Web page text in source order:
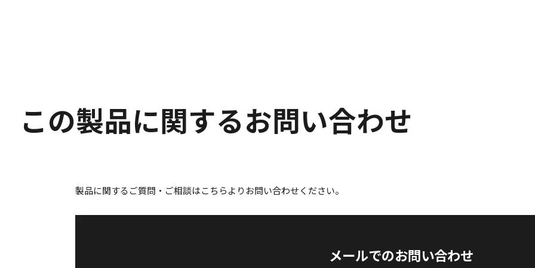
この製品に関するお問い合わせ
製品に関するご質問・ご相談はこちらよりお問い合わせください。
メールでのお問い合わせ